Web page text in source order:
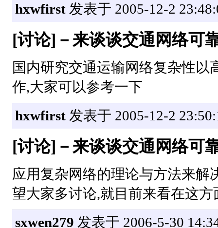
hxwfirst发表于 2005-12-2
[讨论]－来谈谈交通网络可
国内研究交通运输网络复杂性以
作,大家可以参考一下
hxwfirst发表于 2005-12-2
[讨论]－来谈谈交通网络可
应用复杂网络的理论与方法来解
望大家多讨论,就目前来看在这
sxwen279 发表于 2006-5-30